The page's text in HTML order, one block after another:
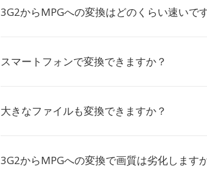
3G2からMPGへの変換はどのくらい速いで
スマートフォンで変換できますか？
大きなファイルも変換できますか？
3G2からMPGへの変換で画質は劣化します